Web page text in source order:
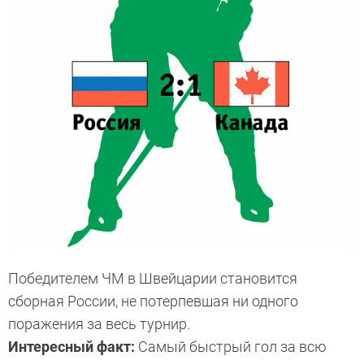
Победителем ЧМ в Швейцарии становится
сборная России, не потерпевшая ни одного
поражения за весь турнир.
Интересный факт: Самый быстрый гол за всю